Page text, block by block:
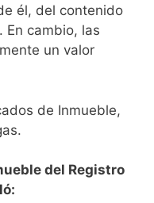
él, del contenido
En cambio, las
un valor
de Inmueble,
del Registro